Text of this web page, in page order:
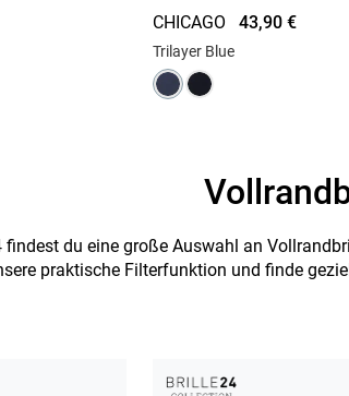
CHICAGO 43,90 €
Trilayer Blue
findest du eine große Auswahl an
praktische Filterfunktion und finde